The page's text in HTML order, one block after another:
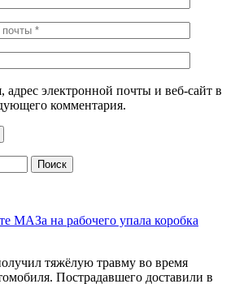
электронной почты и веб-сайт в
комментария.
МАЗа на рабочего упала коробка
тяжёлую травму во время
Пострадавшего доставили в